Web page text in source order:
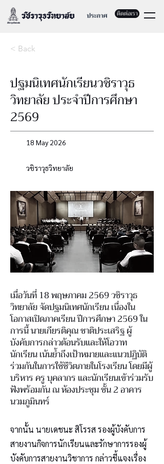
ติดต่อเรา
< Back
ปฐมนิเทศนักเรียนวชิราวุธ
วิทยาลัย ประจำปีการศึกษา
2569
18 May 2026
วชิราวุธวิทยาลัย
เมื่อวันที่ 18 พฤษภาคม 2569 วชิราวุธ
วิทยาลัย จัดปฐมนิเทศนักเรียน เนื่องใน
โอกาสเปิดภาคเรียน ปีการศึกษา 2569 ใน
การนี้ นายเกียรติคุณ ชาติประเสริฐ ผู้
บังคับการกล่าวต้อนรับและให้โอวาท
นักเรียน เน้นย้ำถึงเป้าหมายและแนวปฏิบัติ
ร่วมกันในการใช้ชีวิตภายในโรงเรียน โดยมีผู้
บริหาร ครู บุคลากร และนักเรียนเข้าร่วมรับ
ฟังพร้อมกัน ณ ห้องประชุม ชั้น 2 อาคาร
นวมภูมินทร์
จากนั้น นายเดชนะ สิโรรส รองผู้บังคับการ
สายงานกิจการนักเรียนและรักษาการรองผู้
บังคับการสายงานวิชาการ กล่าวชี้แจงเรื่อง